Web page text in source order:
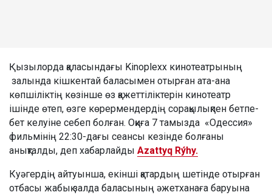
Қызылорда қаласындағы Kinoplexx кинотеатрының
залында кішкентай баласымен отырған ата-ана
көпшіліктің көзінше өз қажеттіліктерін кинотеатр
ішінде өтеп, өзге көрермендердің сорақылықпен бетпе-
бет келуіне себеп болған. Оқиға 7 тамызда «Одессия»
фильмінің 22:30-дағы сеансы кезінде болғаны
анықталды, деп хабарлайды Azattyq Rýhy.
Куәгердің айтуынша, екінші қатардың шетінде отырған
отбасы жабық залда баласының әжетханаға баруына